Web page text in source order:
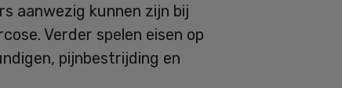
aanwezig kunnen zijn bij
Verder spelen eisen op
pijnbestrijding en